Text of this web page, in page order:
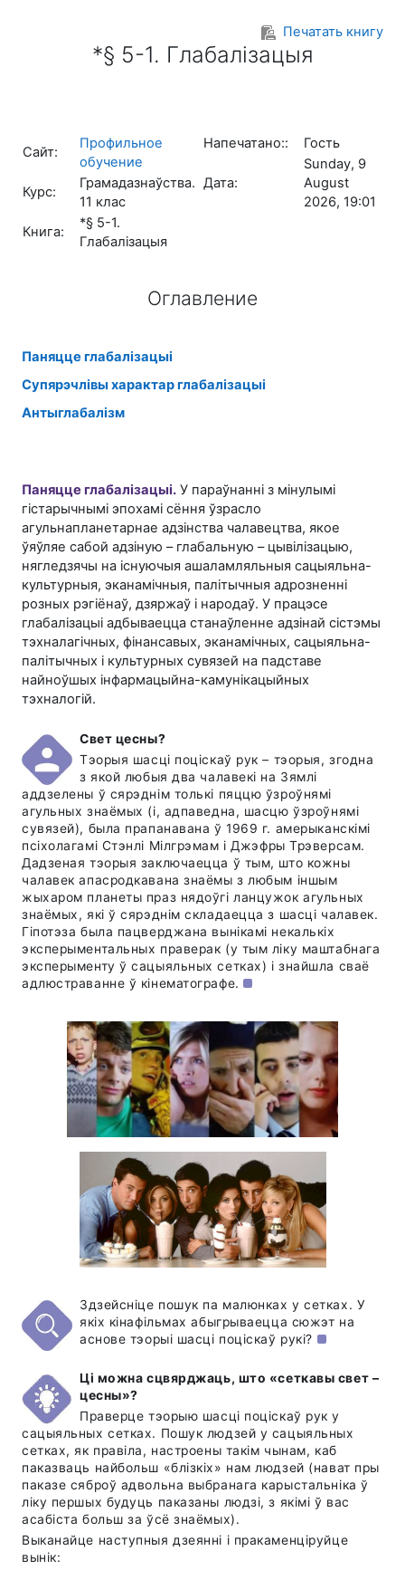
Печатать книгу
*§ 5-1. Глабалізацыя
Сайт:
Профильное
обучение
Курс:
Грамадазнаўства.
11 клас
Книга:
*§ 5-1.
Глабалізацыя
Напечатано:: Гость
Дата:
Sunday, 9
August
2026, 19:01
Оглавление
Паняцце глабалізацыі
Супярэчлівы характар глабалізацыі
Антыглабалізм
Паняцце глабалізацыі. У параўнанні з мінулымі
гістарычнымі эпохамі сёння ўзрасло
агульнапланетарнае адзінства чалавецтва, якое
ўяўляе сабой адзіную – глабальную – цывілізацыю,
нягледзячы на існуючыя ашаламляльныя сацыяльна-
культурныя, эканамічныя, палітычныя адрозненні
розных рэгіёнаў, дзяржаў і народаў. У працэсе
глабалізацыі адбываецца станаўленне адзінай сістэмы
тэхналагічных, фінансавых, эканамічных, сацыяльна-
палітычных і культурных сувязей на падставе
найноўшых інфармацыйна-камунікацыйных
тэхналогій.
Свет цесны?
Тэорыя шасці поціскаў рук – тэорыя, згодна
з якой любыя два чалавекі на Зямлі
аддзелены ў сярэднім толькі пяццю ўзроўнямі
агульных знаёмых (і, адпаведна, шасцю ўзроўнямі
сувязей), была прапанавана ў 1969 г. амерыканскімі
псіхолагамі Стэнлі Мілгрэмам і Джэфры Трэверсам.
Дадзеная тэорыя заключаецца ў тым, што кожны
чалавек апасродкавана знаёмы з любым іншым
жыхаром планеты праз нядоўгі ланцужок агульных
знаёмых, які ў сярэднім складаецца з шасці чалавек.
Гіпотэза была пацверджана вынікамі некалькіх
эксперыментальных праверак (у тым ліку маштабнага
эксперыменту ў сацыяльных сетках) і знайшла сваё
адлюстраванне ў кінематографе.
Здзейсніце пошук па малюнках у сетках. У
якіх кінафільмах абыгрываецца сюжэт на
аснове тэорыі шасці поціскаў рукі?
Ці можна сцвярджаць, што «сеткавы свет –
цесны»?
Праверце тэорыю шасці поціскаў рук у
сацыяльных сетках. Пошук людзей у сацыяльных
сетках, як правіла, настроены такім чынам, каб
паказваць найбольш «блізкіх» нам людзей (нават пры
паказе сяброў адвольна выбранага карыстальніка ў
ліку першых будуць паказаны людзі, з якімі ў вас
асабіста больш за ўсё знаёмых).
Выканайце наступныя дзеянні і пракаменціруйце
вынік: